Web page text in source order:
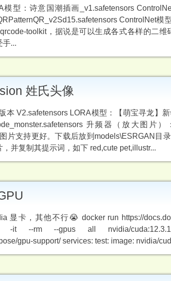
型：诗意国潮插画_v1.safetensors
ControlNet模
toolkit，据说是可以生成各式各样的二
手...
姓氏头像
本 V2.safetensors LORA模型：【萌宝寻龙】
升频器（放大图
片支持更好。下载后放到models\ESRGAN目
并复制其提示词，如下 red,cute pet,illustr...
显卡，其他不行😭 docker run https://
rm --gpus all nvidia/cuda:12.3.1-
gpu-support/ services: test: image: nvidia/